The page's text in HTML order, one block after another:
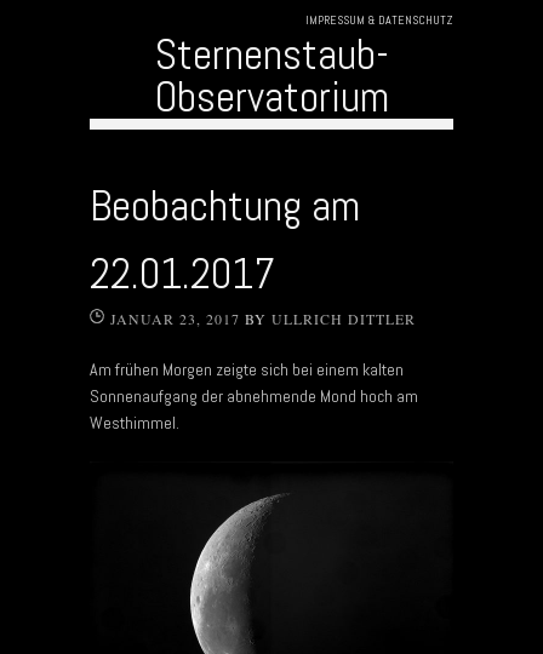
IMPRESSUM & DATENSCHUTZ
Sternenstaub-
Observatorium
Beobachtung am
22.01.2017
JANUAR 23, 2017 BY ULLRICH DITTLER
Am frühen Morgen zeigte sich bei einem kalten
Sonnenaufgang der abnehmende Mond hoch am
Westhimmel.